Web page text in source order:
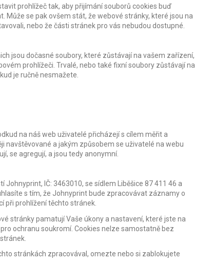
prohlížeč tak, aby přijímání souborů cookies buď
Může se pak ovšem stát, že webové stránky, které jsou na
nebo že části stránek pro vás nebudou dostupné.
jsou dočasné soubory, které zůstávají na vašem zařízení,
prohlížeči. Trvalé, nebo také fixní soubory zůstávají na
je ručně nesmažete.
na náš web uživatelé přicházejí s cílem měřit a
navštěvované a jakým způsobem se uživatelé na webu
se agregují, a jsou tedy anonymní.
IČ: 3463010, se sídlem Liběšice 87 411 46 a
s tím, že Johnyprint bude zpracovávat záznamy o
při prohlížení těchto stránek.
stránky pamatují Vaše úkony a nastavení, které jste na
ochranu soukromí. Cookies nelze samostatně bez
stránkách zpracovával, omezte nebo si zablokujete